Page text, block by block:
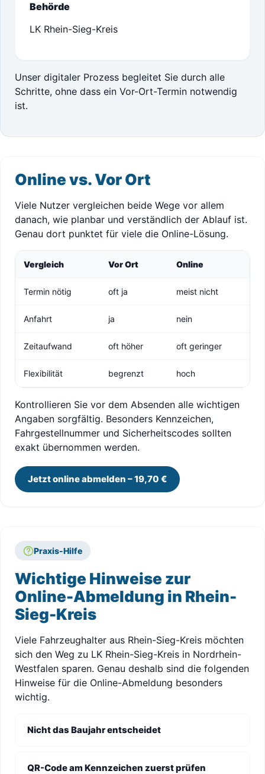
Behörde
LK Rhein-Sieg-Kreis
Unser digitaler Prozess begleitet Sie durch alle
Schritte, ohne dass ein Vor-Ort-Termin notwendig
ist.
Online vs. Vor Ort
Viele Nutzer vergleichen beide Wege vor allem
danach, wie planbar und verständlich der Ablauf ist.
Genau dort punktet für viele die Online-Lösung.
Vergleich Vor Ort Online
Termin nötig oft ja meist nicht
Anfahrt ja nein
Zeitaufwand oft höher oft geringer
Flexibilität begrenzt hoch
Kontrollieren Sie vor dem Absenden alle wichtigen
Angaben sorgfältig. Besonders Kennzeichen,
Fahrgestellnummer und Sicherheitscodes sollten
exakt übernommen werden.
Jetzt online abmelden – 19,70 €
Praxis-Hilfe
Wichtige Hinweise zur
Online-Abmeldung in Rhein-
Sieg-Kreis
Viele Fahrzeughalter aus Rhein-Sieg-Kreis möchten
sich den Weg zu LK Rhein-Sieg-Kreis in Nordrhein-
Westfalen sparen. Genau deshalb sind die folgenden
Hinweise für die Online-Abmeldung besonders
wichtig.
Nicht das Baujahr entscheidet
QR-Code am Kennzeichen zuerst prüfen